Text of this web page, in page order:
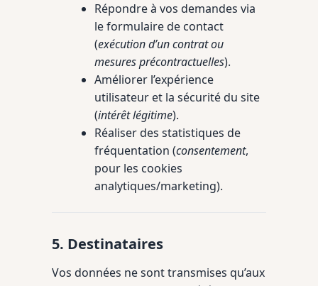
Répondre à vos demandes via
le formulaire de contact
(exécution d’un contrat ou
mesures précontractuelles).
Améliorer l’expérience
utilisateur et la sécurité du site
(intérêt légitime).
Réaliser des statistiques de
fréquentation (consentement,
pour les cookies
analytiques/marketing).
5. Destinataires
Vos données ne sont transmises qu’aux